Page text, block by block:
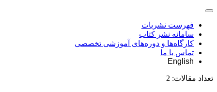
فهرست نشریات
سامانه نشر کتاب
کارگاه‌ها و دوره‌های آموزشی تخصصی
تماس با ما
English
تعداد مقالات: 2